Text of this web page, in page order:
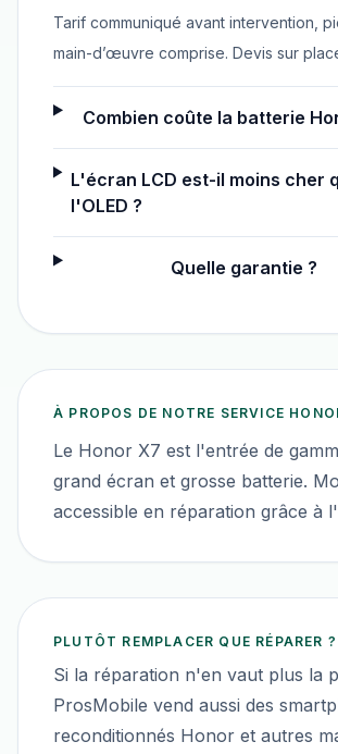
Tarif communiqué avant intervention,
main-d’œuvre comprise. Devis sur
Combien coûte la batterie
L'écran LCD est-il moins cher
l'OLED ?
Quelle garantie ?
À PROPOS DE NOTRE SERVICE
Le Honor X7 est l'entrée de
grand écran et grosse batterie.
accessible en réparation grâce à
PLUTÔT REMPLACER QUE RÉPARER ?
Si la réparation n'en vaut plus la
ProsMobile vend aussi des
reconditionnés Honor et autres